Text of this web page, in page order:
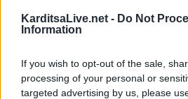
KarditsaLive.net - Do Not
Information
If you wish to opt-out of the sale,
processing of your personal or
targeted advertising by us, please
τμήματος «Αγωγής και
Πρώιμη Παιδική
προσβολή του τόπου